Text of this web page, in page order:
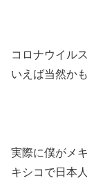
コロナウイル
いえば当然か
実際に僕がメ
キシコで日本